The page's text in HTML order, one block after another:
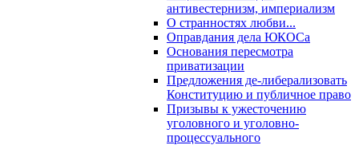
антивестернизм, империализм
О странностях любви...
Оправдания дела ЮКОСа
Основания пересмотра
приватизации
Предложения де-либерализовать
Конституцию и публичное право
Призывы к ужесточению
уголовного и уголовно-
процессуального